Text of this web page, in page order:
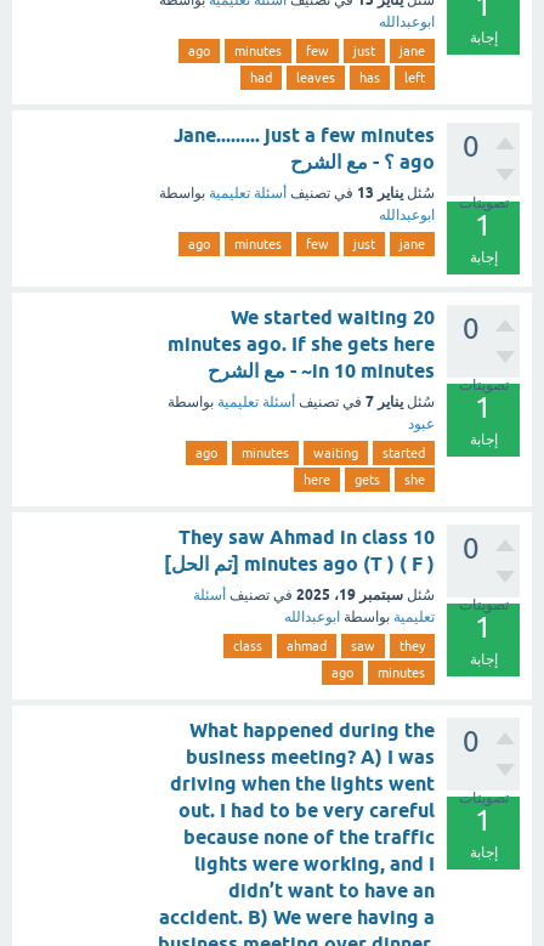
إجابة
ابوعبدالله
jane
just
few
minutes
ago
left
has
leaves
had
0
تصويتات
1
إجابة
Jane......... just a few minutes
ago ؟ - مع الشرح
سُئل يناير 13 في تصنيف أسئلة تعليمية بواسطة
ابوعبدالله
jane
just
few
minutes
ago
0
تصويتات
1
إجابة
We started waiting 20
minutes ago. If she gets here
in 10 minutes~ - مع الشرح
سُئل يناير 7 في تصنيف أسئلة تعليمية بواسطة
عبود
started
waiting
minutes
ago
she
gets
here
0
تصويتات
1
إجابة
They saw Ahmad in class 10
minutes ago (T ) ( F ) [تم الحل]
سُئل سبتمبر 19، 2025 في تصنيف أسئلة
تعليمية بواسطة ابوعبدالله
they
saw
ahmad
class
minutes
ago
0
تصويتات
1
إجابة
What happened during the
business meeting? A) I was
driving when the lights went
out. I had to be very careful
because none of the traffic
lights were working, and I
didn’t want to have an
accident. B) We were having a